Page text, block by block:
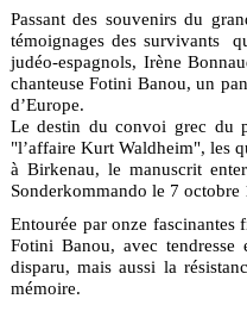
Passant des souvenirs du
témoignages des survivants
judéo-espagnols, Irène
chanteuse Fotini Banou, un
d’Europe.
Le destin du convoi grec du
"l’affaire Kurt Waldheim", les
à Birkenau, le manuscrit
Sonderkommando le 7 octobre
Entourée par onze
Fotini Banou, avec
disparu, mais aussi la
mémoire.